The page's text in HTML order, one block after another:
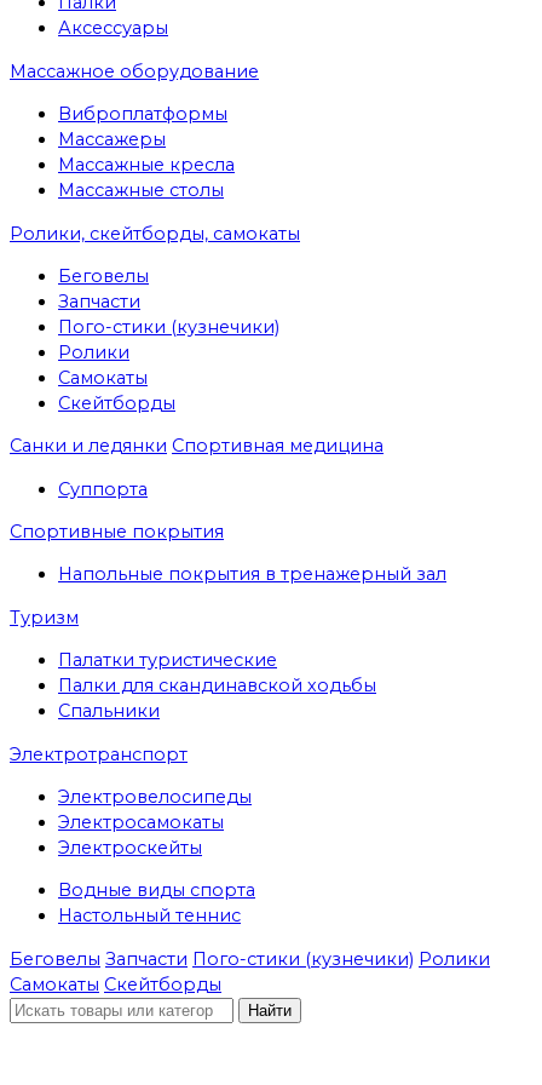
Аксессуары
Массажное оборудование
Виброплатформы
Массажеры
Массажные кресла
Массажные столы
Ролики, скейтборды, самокаты
Беговелы
Запчасти
Пого-стики (кузнечики)
Ролики
Самокаты
Скейтборды
Санки и ледянки Спортивная медицина
Суппорта
Спортивные покрытия
Напольные покрытия в тренажерный зал
Туризм
Палатки туристические
Палки для скандинавской ходьбы
Спальники
Электротранспорт
Электровелосипеды
Электросамокаты
Электроскейты
Водные виды спорта
Настольный теннис
Беговелы Запчасти Пого-стики (кузнечики) Ролики
Самокаты Скейтборды
Найти